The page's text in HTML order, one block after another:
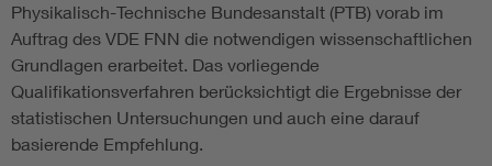
Physikalisch-Technische Bundesanstalt (PTB) vorab im
Auftrag des VDE FNN die notwendigen wissenschaftlichen
Grundlagen erarbeitet. Das vorliegende
Qualifikationsverfahren berücksichtigt die Ergebnisse der
statistischen Untersuchungen und auch eine darauf
basierende Empfehlung.